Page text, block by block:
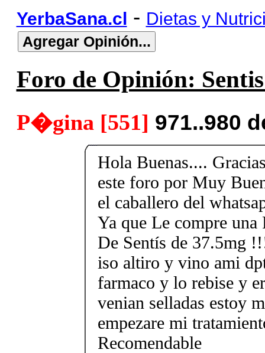
YerbaSana.cl - Dietas y
Foro de Opinión:
P�gina [551] 971..980
Hola Buenas....
este foro por Muy
el caballero del
Ya que Le compre
De Sentís de 37.5mg
iso altiro y vino ami
farmaco y lo rebise y
venian selladas estoy
empezare mi
Recomendable